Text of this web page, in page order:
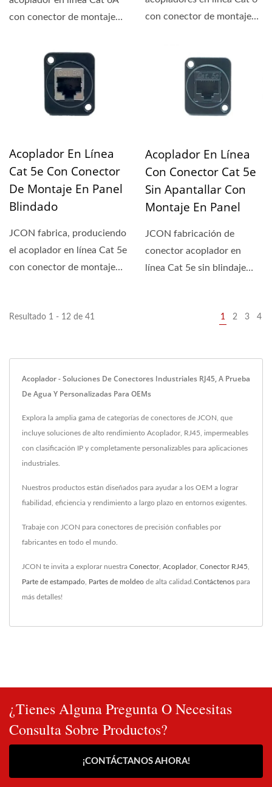
con conector de montaje
con conector de montaje
Acoplador En Línea
Cat 5e Con Conector
De Montaje En Panel
Blindado
JCON fabrica, produciendo
el acoplador en línea Cat 5e
con conector de montaje
Acoplador En Línea
Con Conector Cat 5e
Sin Apantallar Con
Montaje En Panel
JCON fabricación de
conector acoplador en
línea Cat 5e sin blindaje
Resultado 1 - 12 de 41 1 2 3 4
Acoplador - Soluciones De Conectores Industriales RJ45, A Prueba
De Agua Y Personalizadas Para OEMs
Explora la amplia gama de categorías de conectores de JCON, que
incluye soluciones de alto rendimiento Acoplador, RJ45, impermeables
con clasificación IP y completamente personalizables para aplicaciones
industriales.
Nuestros productos están diseñados para ayudar a los OEM a lograr
fiabilidad, eficiencia y rendimiento a largo plazo en entornos exigentes.
Trabaje con JCON para conectores de precisión confiables por
fabricantes en todo el mundo.
JCON te invita a explorar nuestra Conector, Acoplador, Conector RJ45
Parte de estampado Partes de moldeo de alta calidad. Contáctenos para
más detalles!
¿Tienes Alguna Pregunta O Necesitas
Consulta Sobre Productos?
¡CONTÁCTANOS AHORA!